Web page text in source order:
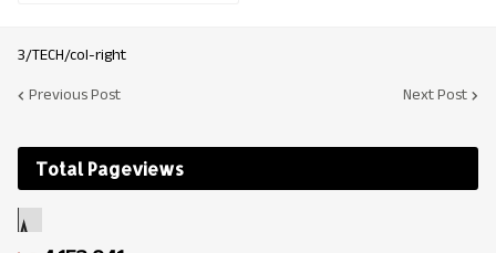
3/TECH/col-right
Previous Post
Next Post
Total Pageviews